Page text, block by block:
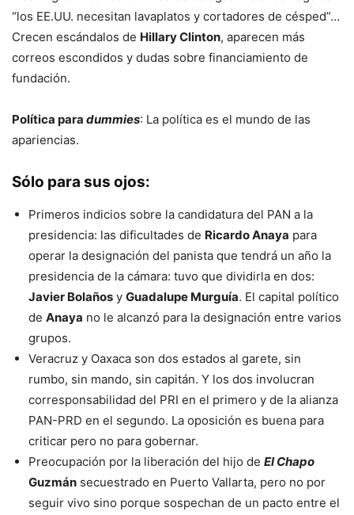
“los EE.UU. necesitan lavaplatos y cortadores de césped”…
Crecen escándalos de Hillary Clinton, aparecen más
correos escondidos y dudas sobre financiamiento de
fundación.
Política para dummies: La política es el mundo de las
apariencias.
Sólo para sus ojos:
Primeros indicios sobre la candidatura del PAN a la
presidencia: las dificultades de Ricardo Anaya para
operar la designación del panista que tendrá un año la
presidencia de la cámara: tuvo que dividirla en dos:
Javier Bolaños y Guadalupe Murguía. El capital político
de Anaya no le alcanzó para la designación entre varios
grupos.
Veracruz y Oaxaca son dos estados al garete, sin
rumbo, sin mando, sin capitán. Y los dos involucran
corresponsabilidad del PRI en el primero y de la alianza
PAN-PRD en el segundo. La oposición es buena para
criticar pero no para gobernar.
Preocupación por la liberación del hijo de El Chapo
Guzmán secuestrado en Puerto Vallarta, pero no por
seguir vivo sino porque sospechan de un pacto entre el